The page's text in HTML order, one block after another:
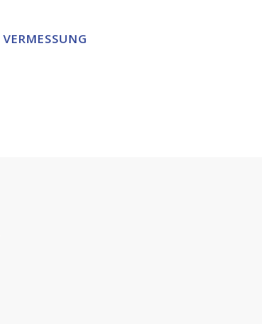
VERMESSUNG